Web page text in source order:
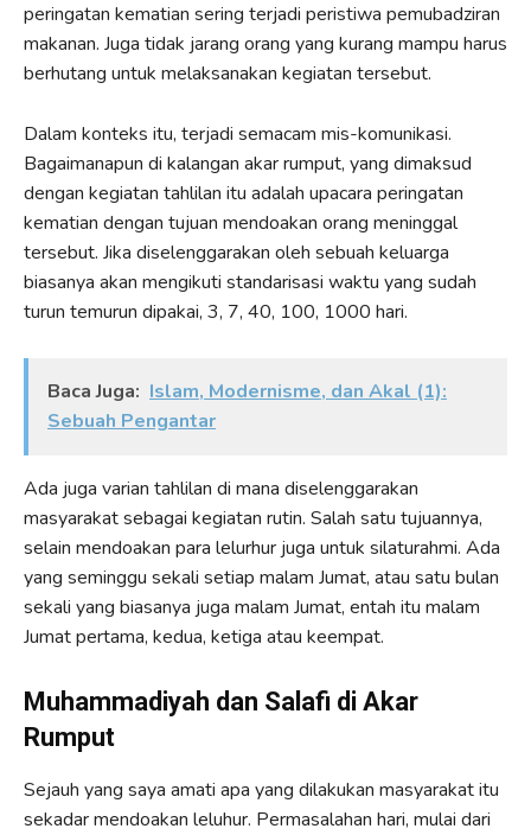
peringatan kematian sering terjadi peristiwa pemubadziran
makanan. Juga tidak jarang orang yang kurang mampu harus
berhutang untuk melaksanakan kegiatan tersebut.
Dalam konteks itu, terjadi semacam mis-komunikasi.
Bagaimanapun di kalangan akar rumput, yang dimaksud
dengan kegiatan tahlilan itu adalah upacara peringatan
kematian dengan tujuan mendoakan orang meninggal
tersebut. Jika diselenggarakan oleh sebuah keluarga
biasanya akan mengikuti standarisasi waktu yang sudah
turun temurun dipakai, 3, 7, 40, 100, 1000 hari.
Baca Juga: Islam, Modernisme, dan Akal (1):
Sebuah Pengantar
Ada juga varian tahlilan di mana diselenggarakan
masyarakat sebagai kegiatan rutin. Salah satu tujuannya,
selain mendoakan para lelurhur juga untuk silaturahmi. Ada
yang seminggu sekali setiap malam Jumat, atau satu bulan
sekali yang biasanya juga malam Jumat, entah itu malam
Jumat pertama, kedua, ketiga atau keempat.
Muhammadiyah dan Salafi di Akar
Rumput
Sejauh yang saya amati apa yang dilakukan masyarakat itu
sekadar mendoakan leluhur. Permasalahan hari, mulai dari